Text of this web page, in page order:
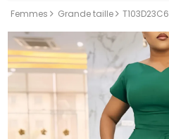
Femmes Grande taille T103D23C6